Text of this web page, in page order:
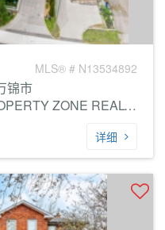
MLS® # N13534892
锦市
经纪公司: CENTURY 21 PROPERTY ZONE REALTY INC.
详细